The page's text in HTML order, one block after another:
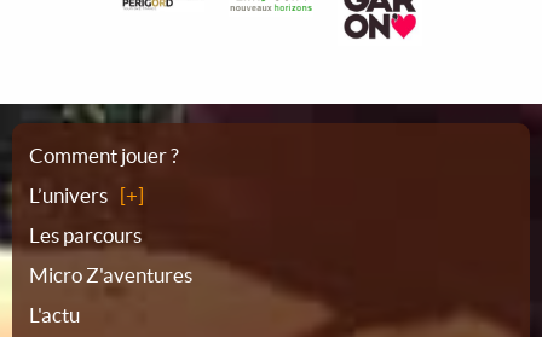
Plan
du
site
Comment jouer ?
L’univers
Les parcours
Micro Z'aventures
L'actu